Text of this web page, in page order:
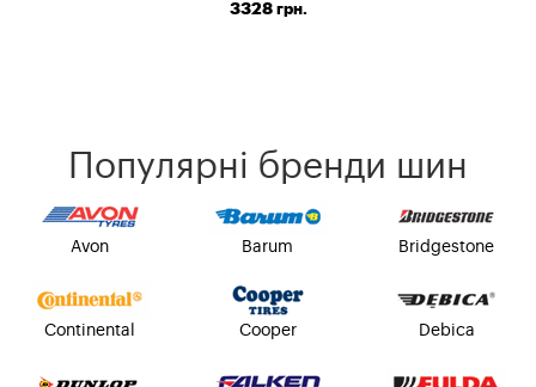
3328 грн.
Популярні бренди шин
Avon Barum Bridgestone
Continental Cooper Debica